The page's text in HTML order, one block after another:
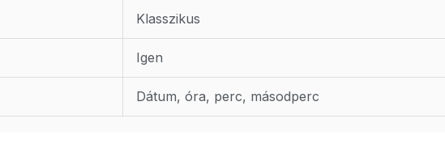
Klasszikus
Igen
Dátum, óra, perc, másodperc